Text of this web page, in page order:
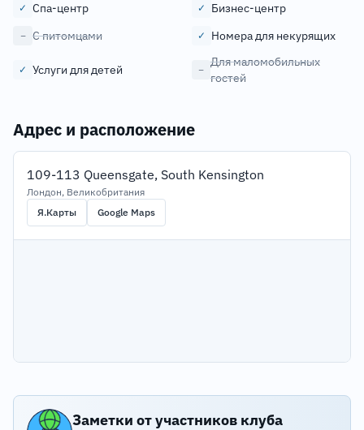
✓ Спа-центр ✓ Бизнес-центр
− С питомцами ✓ Номера для некурящих
✓ Услуги для детей −
Для маломобильных
гостей
Адрес и расположение
109-113 Queensgate, South Kensington
Лондон, Великобритания
Я.Карты
Google Maps
Заметки от участников клуба